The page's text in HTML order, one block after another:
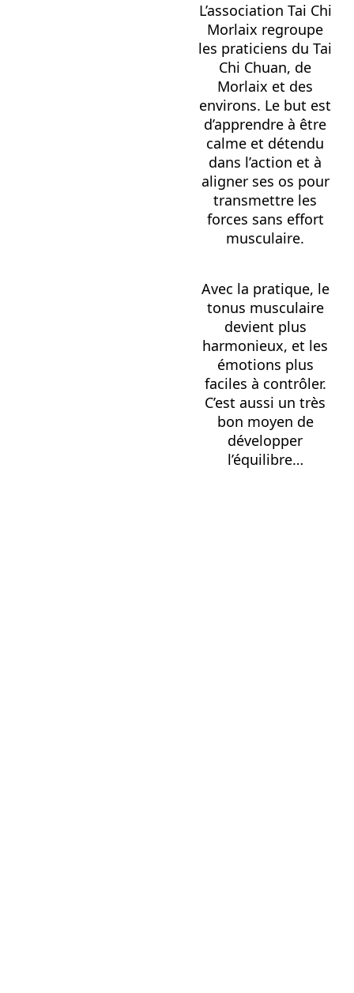
L’association Tai Chi
Morlaix regroupe
les praticiens du Tai
Chi Chuan, de
Morlaix et des
environs. Le but est
d’apprendre à être
calme et détendu
dans l’action et à
aligner ses os pour
transmettre les
forces sans effort
musculaire.
Avec la pratique, le
tonus musculaire
devient plus
harmonieux, et les
émotions plus
faciles à contrôler.
C’est aussi un très
bon moyen de
développer
l’équilibre…